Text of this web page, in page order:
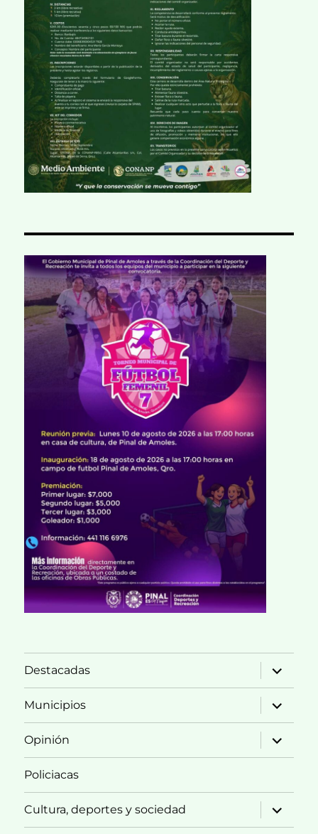
Destacadas
expande
el
menú
inferior
Municipios
expande
el
menú
inferior
Opinión
expande
el
menú
Policiacas
Cultura, deportes y sociedad
expande
el
menú